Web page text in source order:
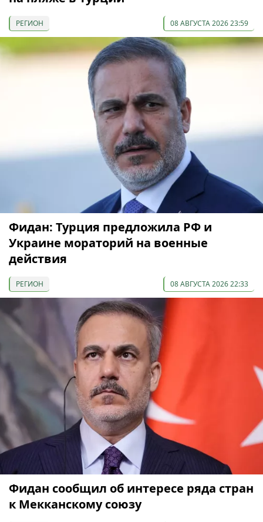
РЕГИОН 08 АВГУСТА 2026 23:59
Фидан: Турция предложила РФ и
Украине мораторий на военные
действия
РЕГИОН 08 АВГУСТА 2026 22:33
Фидан сообщил об интересе ряда стран
к Мекканскому союзу